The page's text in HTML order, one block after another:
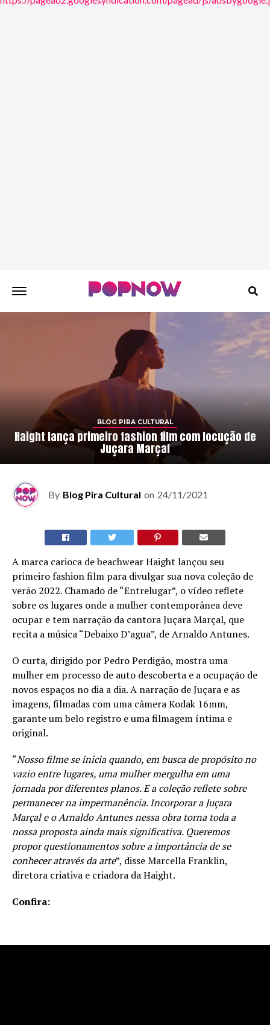
BLOG PIRA CULTURAL
Haight lança primeiro fashion film com locução de
Juçara Marçal
By Blog Pira Cultural on 24/11/2021
A marca carioca de beachwear Haight lançou seu
primeiro fashion film para divulgar sua nova coleção de
verão 2022. Chamado de “Entrelugar”, o vídeo reflete
sobre os lugares onde a mulher contemporânea deve
ocupar e tem narração da cantora Juçara Marçal, que
recita a música “Debaixo D’agua”, de Arnaldo Antunes.
O curta, dirigido por Pedro Perdigão, mostra uma
mulher em processo de auto descoberta e a ocupação de
novos espaços no dia a dia. A narração de Juçara e as
imagens, filmadas com uma câmera Kodak 16mm,
garante um belo registro e uma filmagem íntima e
original.
“Nosso filme se inicia quando, em busca de propósito no
vazio entre lugares, uma mulher mergulha em uma
jornada por diferentes planos. E a coleção reflete sobre
permanecer na impermanência. Incorporar a Juçara
Marçal e o Arnaldo Antunes nessa obra torna toda a
nossa proposta ainda mais significativa. Queremos
propor questionamentos sobre a importância de se
conhecer através da arte”, disse Marcella Franklin,
diretora criativa e criadora da Haight.
Confira: